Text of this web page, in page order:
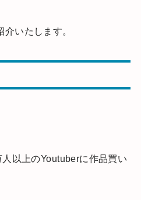
いたします。
以上のYoutuberに作品買い